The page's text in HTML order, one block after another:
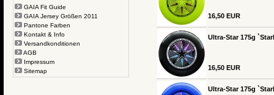
GAIA Fit Guide
GAIA Jersey Größen 2011
Pantone Farben
Kontakt & Info
Versandkonditionen
AGB
Impressum
Sitemap
16,50 EUR
Ultra-Star 175g
16,50 EUR
Ultra-Star 175g